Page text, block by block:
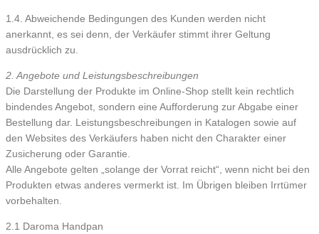
1.4. Abweichende Bedingungen des Kunden werden nicht
anerkannt, es sei denn, der Verkäufer stimmt ihrer Geltung
ausdrücklich zu.
2. Angebote und Leistungsbeschreibungen
Die Darstellung der Produkte im Online-Shop stellt kein rechtlich
bindendes Angebot, sondern eine Aufforderung zur Abgabe einer
Bestellung dar. Leistungsbeschreibungen in Katalogen sowie auf
den Websites des Verkäufers haben nicht den Charakter einer
Zusicherung oder Garantie.
Alle Angebote gelten „solange der Vorrat reicht“, wenn nicht bei den
Produkten etwas anderes vermerkt ist. Im Übrigen bleiben Irrtümer
vorbehalten.
2.1 Daroma Handpan